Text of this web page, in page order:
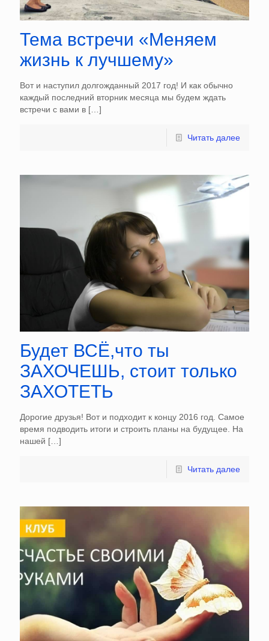
Тема встречи «Меняем
жизнь к лучшему»
Вот и наступил долгожданный 2017 год! И как обычно
каждый последний вторник месяца мы будем ждать
встречи с вами в […]
Читать далее
Будет ВСЁ,что ты
ЗАХОЧЕШЬ, стоит только
ЗАХОТЕТЬ
Дорогие друзья! Вот и подходит к концу 2016 год. Самое
время подводить итоги и строить планы на будущее. На
нашей […]
Читать далее